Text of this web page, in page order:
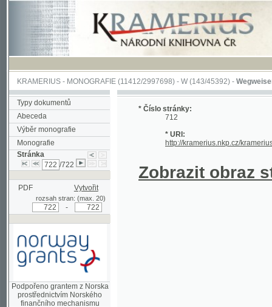
KRAMERIUS-MONOGRAFIE(11412/2997698) -W (143/45392)-Wegweiser durch
Typy dokumentů
Abeceda
Výběr monografie
Monografie
Stránka
/722
PDF Vytvořit
rozsah stran: (max. 20)
Podpořeno grantem z Norska
prostřednictvím Norského
* Číslo stránky:
712
* URI:
http://kramerius.nkp.cz/kramerius/